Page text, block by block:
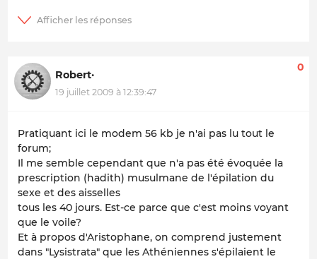
Robert·
19 juillet 2009 à 12:39:47
0
Pratiquant ici le modem 56 kb je n'ai pas lu tout le
forum;
Il me semble cependant que n'a pas été évoquée la
prescription (hadith) musulmane de l'épilation du
sexe et des aisselles
tous les 40 jours. Est-ce parce que c'est moins voyant
que le voile?
Et à propos d'Aristophane, on comprend justement
dans "Lysistrata" que les Athéniennes s'épilaient le